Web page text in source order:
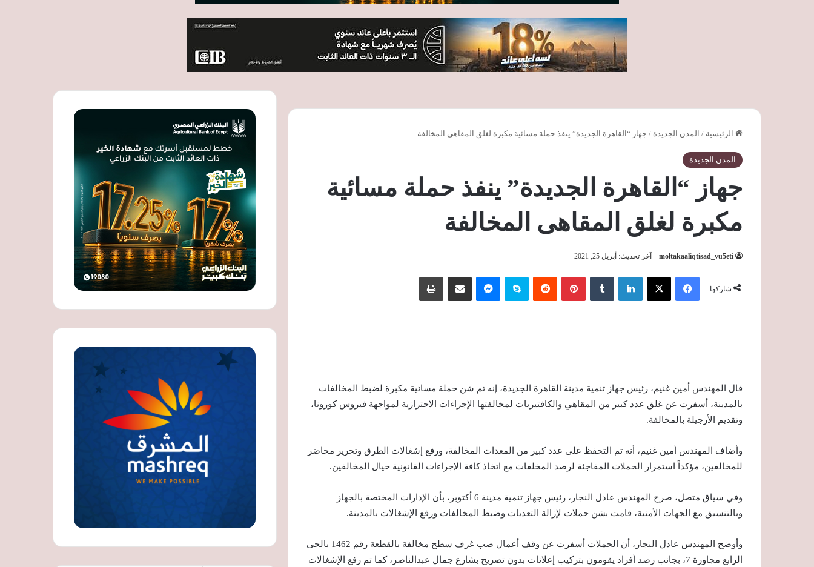
الرئيسية / المدن الجديدة / جهاز “القاهرة الجديدة” ينفذ حملة مسائية مكبرة لغلق المقاهى المخالفة
المدن الجديدة
جهاز “القاهرة الجديدة” ينفذ حملة مسائية
مكبرة لغلق المقاهى المخالفة
moltakaaliqtisad_vu5eti آخر تحديث: أبريل 25, 2021
شاركها
فيسبوك ‫X لينكدإن بينتيريست سكايب
قال المهندس أمين غنيم، رئيس جهاز تنمية مدينة القاهرة الجديدة، إنه تم شن حملة مسائية مكبرة لضبط المخالفات
بالمدينة، أسفرت عن غلق عدد كبير من المقاهي والكافتيريات لمخالفتها الإجراءات الاحترازية لمواجهة فيروس كورونا،
وتقديم الأرجيلة بالمخالفة.
وأضاف المهندس أمين غنيم، أنه تم التحفظ على عدد كبير من المعدات المخالفة، ورفع إشغالات الطرق وتحرير محاضر
للمخالفين، مؤكداً استمرار الحملات المفاجئة لرصد المخلفات مع اتخاذ كافة الإجراءات القانونية حيال المخالفين.
وفي سياق متصل، صرح المهندس عادل النجار، رئيس جهاز تنمية مدينة 6 أكتوبر، بأن الإدارات المختصة بالجهاز
وبالتنسيق مع الجهات الأمنية، قامت بشن حملات لإزالة التعديات وضبط المخالفات ورفع الإشغالات بالمدينة.
وأوضح المهندس عادل النجار، أن الحملات أسفرت عن وقف أعمال صب غرف سطح مخالفة بالقطعة رقم 1462 بالحى
الرابع مجاورة 7، بجانب رصد أفراد يقومون بتركيب إعلانات بدون تصريح بشارع جمال عبدالناصر، كما تم رفع الإشغالات